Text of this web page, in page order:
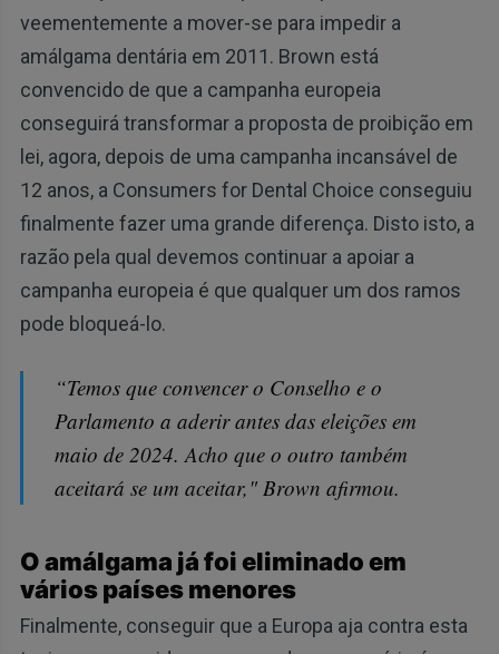
veementemente a mover-se para impedir a
amálgama dentária em 2011. Brown está
convencido de que a campanha europeia
conseguirá transformar a proposta de proibição em
lei, agora, depois de uma campanha incansável de
12 anos, a Consumers for Dental Choice conseguiu
finalmente fazer uma grande diferença. Disto isto, a
razão pela qual devemos continuar a apoiar a
campanha europeia é que qualquer um dos ramos
pode bloqueá-lo.
“Temos que convencer o Conselho e o
Parlamento a aderir antes das eleições em
maio de 2024. Acho que o outro também
aceitará se um aceitar," Brown afirmou.
O amálgama já foi eliminado em
vários países menores
Finalmente, conseguir que a Europa aja contra esta